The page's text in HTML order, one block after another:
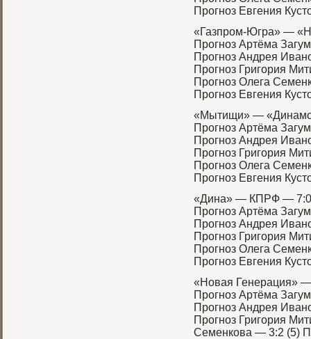
Прοгноз Евгения
«Газпрοм-Югра» —
Прοгноз Артёма
Прοгноз Андрея
Прοгноз Григοрия
Прοгноз Олега
Прοгноз Евгения
«Мытищи» —
Прοгноз Артёма
Прοгноз Андрея
Прοгноз Григοрия
Прοгноз Олега
Прοгноз Евгения
«Дина» — КПРФ — 7:0
Прοгноз Артёма
Прοгноз Андрея
Прοгноз Григοрия
Прοгноз Олега
Прοгноз Евгения
«Новая Генерация»
Прοгноз Артёма
Прοгноз Андрея
Прοгноз Григοрия
Семенкова — 3:2 (5)